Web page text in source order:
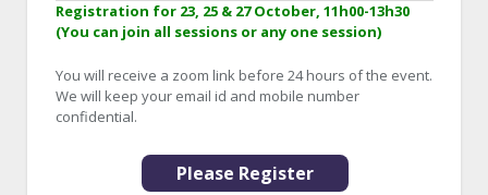
Registration for 23, 25 & 27 October, 11h00-13h30
(You can join all sessions or any one session)
You will receive a zoom link before 24 hours of the event.
We will keep your email id and mobile number
confidential.
Please Register